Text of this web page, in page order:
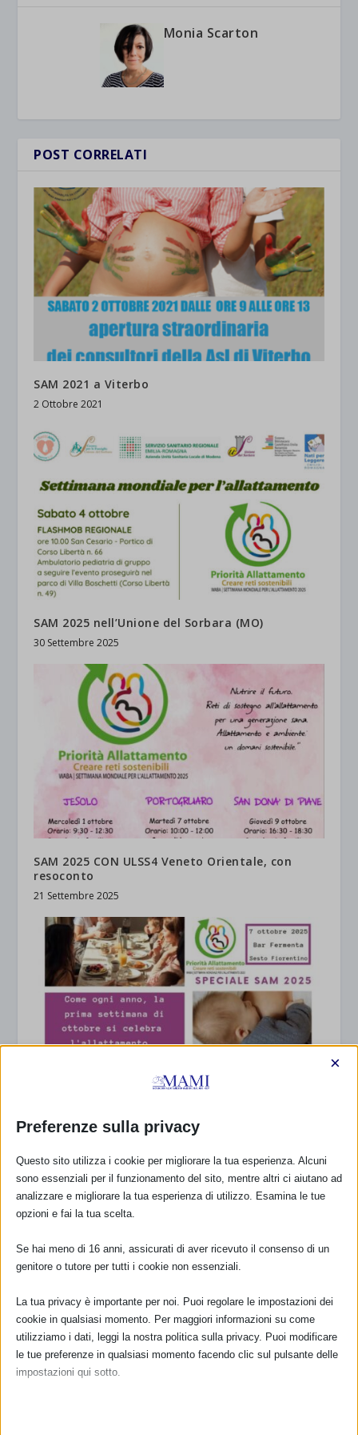
Monia Scarton
POST CORRELATI
SAM 2021 a Viterbo
2 Ottobre 2021
SAM 2025 nell’Unione del Sorbara (MO)
30 Settembre 2025
SAM 2025 CON ULSS4 Veneto Orientale, con
resoconto
21 Settembre 2025
5 Ottobre 2025
RISPONDI
Preferenze sulla privacy
×
Questo sito utilizza i cookie per migliorare la tua esperienza. Alcuni
sono essenziali per il funzionamento del sito, mentre altri ci aiutano ad
analizzare e migliorare la tua esperienza di utilizzo. Esamina le tue
opzioni e fai la tua scelta.
Se hai meno di 16 anni, assicurati di aver ricevuto il consenso di un
genitore o tutore per tutti i cookie non essenziali.
La tua privacy è importante per noi. Puoi regolare le impostazioni dei
cookie in qualsiasi momento. Per maggiori informazioni su come
utilizziamo i dati, leggi la nostra politica sulla privacy. Puoi modificare
le tue preferenze in qualsiasi momento facendo clic sul pulsante delle
impostazioni qui sotto.